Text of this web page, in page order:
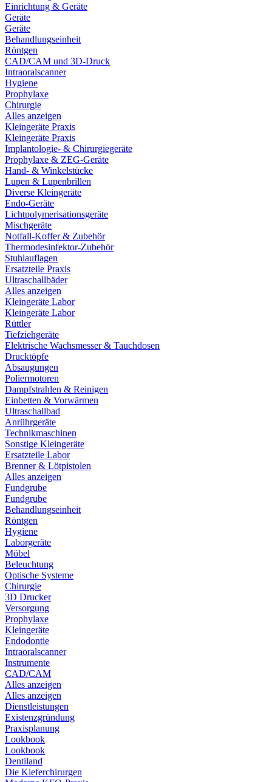
Einrichtung & Geräte
Geräte
Geräte
Behandlungseinheit
Röntgen
CAD/CAM und 3D-Druck
Intraoralscanner
Hygiene
Prophylaxe
Chirurgie
Alles anzeigen
Kleingeräte Praxis
Kleingeräte Praxis
Implantologie- & Chirurgiegeräte
Prophylaxe & ZEG-Geräte
Hand- & Winkelstücke
Lupen & Lupenbrillen
Diverse Kleingeräte
Endo-Geräte
Lichtpolymerisationsgeräte
Mischgeräte
Notfall-Koffer & Zubehör
Thermodesinfektor-Zubehör
Stuhlauflagen
Ersatzteile Praxis
Ultraschallbäder
Alles anzeigen
Kleingeräte Labor
Kleingeräte Labor
Rüttler
Tiefziehgeräte
Elektrische Wachsmesser & Tauchdosen
Drucktöpfe
Absaugungen
Poliermotoren
Dampfstrahlen & Reinigen
Einbetten & Vorwärmen
Ultraschallbad
Anrührgeräte
Technikmaschinen
Sonstige Kleingeräte
Ersatzteile Labor
Brenner & Lötpistolen
Alles anzeigen
Fundgrube
Fundgrube
Behandlungseinheit
Röntgen
Hygiene
Laborgeräte
Möbel
Beleuchtung
Optische Systeme
Chirurgie
3D Drucker
Versorgung
Prophylaxe
Kleingeräte
Endodontie
Intraoralscanner
Instrumente
CAD/CAM
Alles anzeigen
Alles anzeigen
Dienstleistungen
Existenzgründung
Praxisplanung
Lookbook
Lookbook
Dentiland
Die Kieferchirurgen